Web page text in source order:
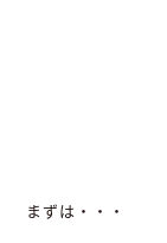
まずは・・・